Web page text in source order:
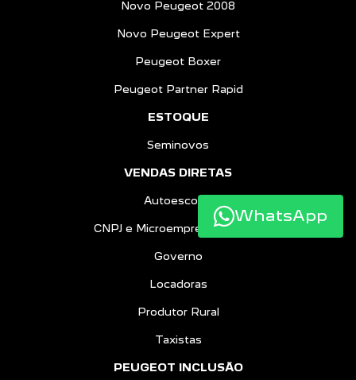
Novo Peugeot 2008
Novo Peugeot Expert
Peugeot Boxer
Peugeot Partner Rapid
ESTOQUE
Seminovos
VENDAS DIRETAS
Autoescolas
CNPJ e Microempreendedores
Governo
Locadoras
Produtor Rural
Taxistas
PEUGEOT INCLUSÃO
WhatsApp